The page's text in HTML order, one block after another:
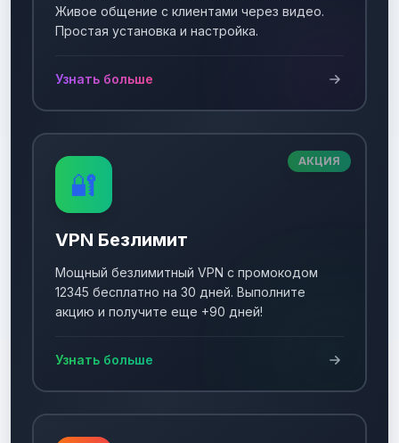
Живое общение с клиентами через видео.
Простая установка и настройка.
Узнать больше
АКЦИЯ
🔐
VPN Безлимит
Мощный безлимитный VPN с промокодом
12345 бесплатно на 30 дней. Выполните
акцию и получите еще +90 дней!
Узнать больше